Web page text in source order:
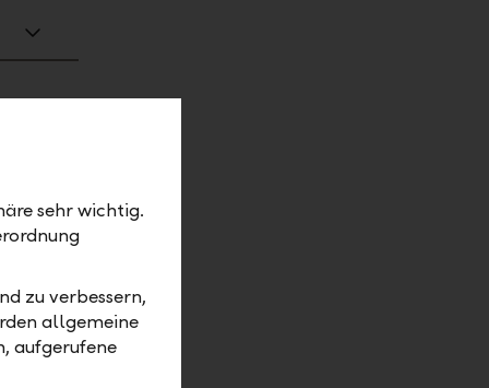
sehr wichtig.
zu verbessern,
allgemeine
aufgerufene